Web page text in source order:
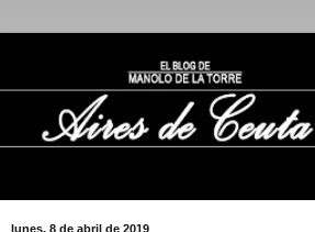
lunes, 8 de abril de 2019